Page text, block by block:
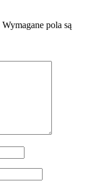
Wymagane pola są